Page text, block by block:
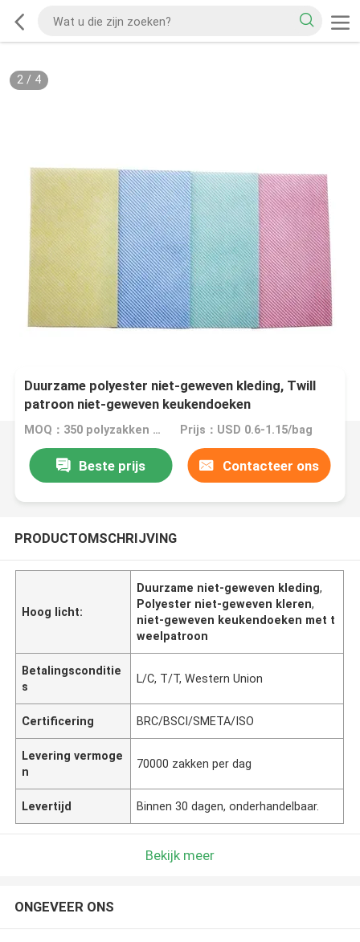
2/ 4
Duurzame polyester niet-geweven kleding, Twill
patroon niet-geweven keukendoeken
MOQ：350 polyzakken per kleur Prijs：USD 0.6-1.15/bag
Beste prijs Contacteer ons
PRODUCTOMSCHRIJVING
Hoog licht:
Duurzame niet-geweven kleding,
Polyester niet-geweven kleren,
niet-geweven keukendoeken met t
weelpatroon
Betalingsconditie
s
L/C, T/T, Western Union
Certificering BRC/BSCI/SMETA/ISO
Levering vermoge
n
70000 zakken per dag
Levertijd Binnen 30 dagen, onderhandelbaar.
Bekijk meer
ONGEVEER ONS